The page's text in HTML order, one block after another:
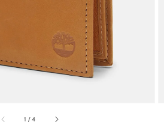
modalità
1 /di
4